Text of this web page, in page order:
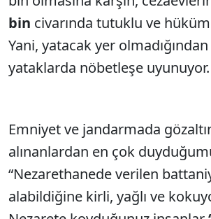
bin civarında tutuklu ve
Yani, yatacak yer olmadığından
yataklarda nöbetleşe uyunuyor.
Emniyet ve jandarmada
alınanlardan en çok
“Nezarethanede verilen
alabildiğine kirli, yağlı ve